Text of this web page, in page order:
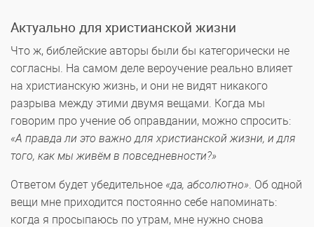
Актуально для христианской жизни
Что ж, библейские авторы были бы категорически не
согласны. На самом деле вероучение реально влияет
на христианскую жизнь, и они не видят никакого
разрыва между этими двумя вещами. Когда мы
говорим про учение об оправдании, можно спросить:
«А правда ли это важно для христианской жизни, и для
того, как мы живём в повседневности?»
Ответом будет убедительное «да, абсолютно» . Об одной
вещи мне приходится постоянно себе напоминать:
когда я просыпаюсь по утрам, мне нужно снова